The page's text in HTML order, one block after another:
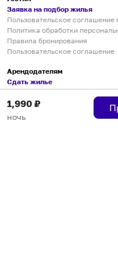
1,990 ₽
ночь
Заявка на подбор жилья
Пользовательское соглашение
Политика обработки
Правила бронирования
Пользовательское соглашение
Арендодателям
Сдать жилье
Пользовательское соглашение
Правила публикации объявлений